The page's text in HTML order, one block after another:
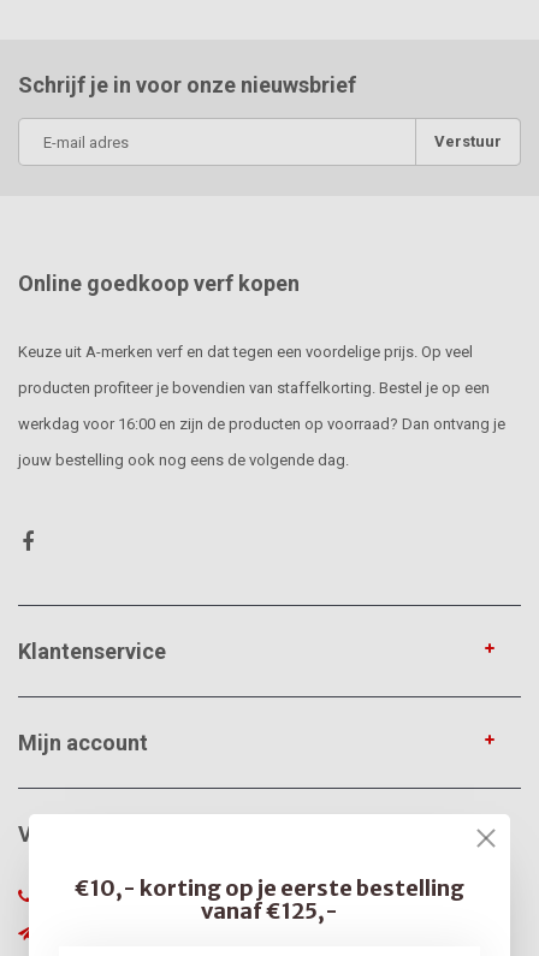
Schrijf je in voor onze nieuwsbrief
Verstuur
Online goedkoop verf kopen
Keuze uit A-merken verf en dat tegen een voordelige prijs. Op veel
producten profiteer je bovendien van staffelkorting. Bestel je op een
werkdag voor 16:00 en zijn de producten op voorraad? Dan ontvang je
jouw bestelling ook nog eens de volgende dag.
Klantenservice
Mijn account
VerfonlineXL
085-0666375
€10,- korting op je eerste bestelling
vanaf €125,-